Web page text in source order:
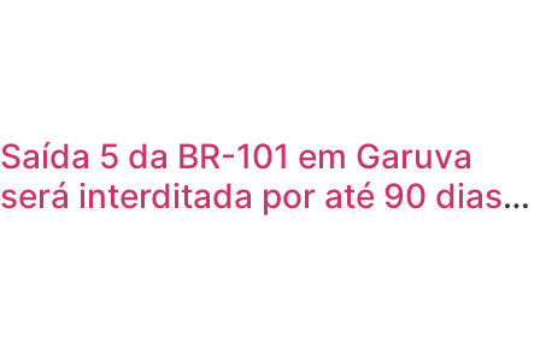
Saída 5 da BR-101 em Garuva
será interditada por até 90 dias